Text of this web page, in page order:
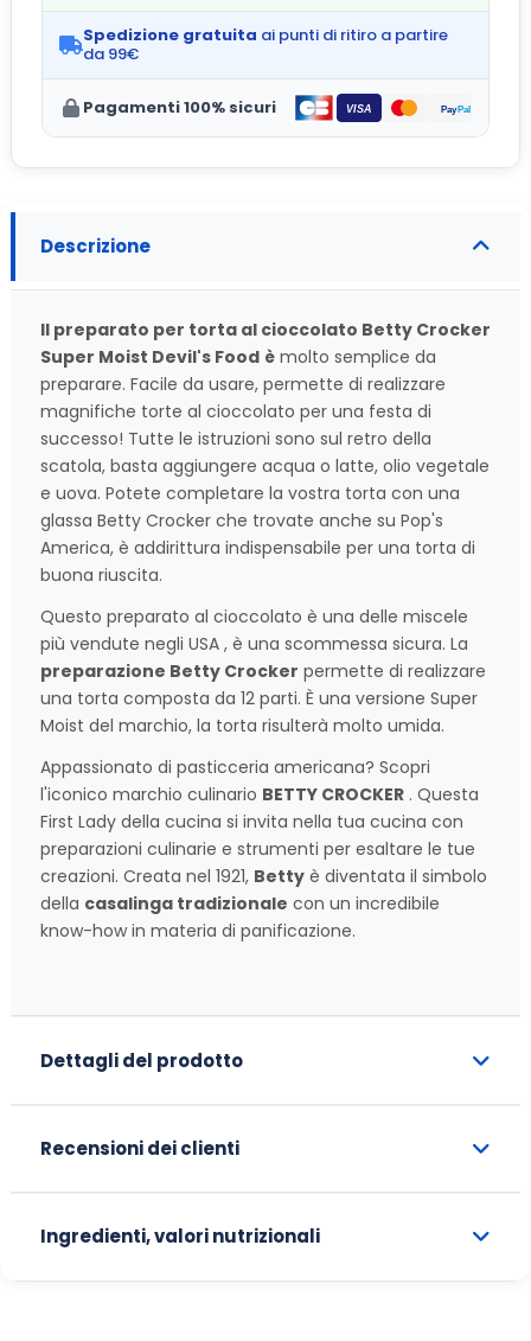
Spedizione gratuita ai punti di ritiro a partire
da 99€
Pagamenti 100% sicuri
Descrizione
Il preparato per torta al cioccolato Betty Crocker
Super Moist Devil's Food è molto semplice da
preparare. Facile da usare, permette di realizzare
magnifiche torte al cioccolato per una festa di
successo! Tutte le istruzioni sono sul retro della
scatola, basta aggiungere acqua o latte, olio vegetale
e uova. Potete completare la vostra torta con una
glassa Betty Crocker che trovate anche su Pop's
America, è addirittura indispensabile per una torta di
buona riuscita.
Questo preparato al cioccolato è una delle miscele
più vendute negli USA , è una scommessa sicura. La
preparazione Betty Crocker permette di realizzare
una torta composta da 12 parti. È una versione Super
Moist del marchio, la torta risulterà molto umida.
Appassionato di pasticceria americana? Scopri
l'iconico marchio culinario BETTY CROCKER . Questa
First Lady della cucina si invita nella tua cucina con
preparazioni culinarie e strumenti per esaltare le tue
creazioni. Creata nel 1921, Betty è diventata il simbolo
della casalinga tradizionale con un incredibile
know-how in materia di panificazione.
Dettagli del prodotto
Recensioni dei clienti
Ingredienti, valori nutrizionali